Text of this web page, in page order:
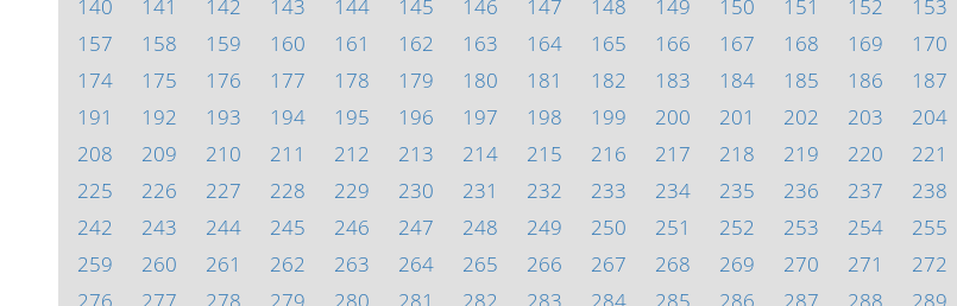
140
141 142 143 144 145 146 147 148 149 150 151 152 153
157
158 159 160 161 162 163 164 165 166 167 168 169 170
174
175 176 177 178 179 180 181 182 183 184 185 186 187
191
192 193 194 195 196 197 198 199 200 201 202 203 204
208
209 210 211 212 213 214 215 216 217 218 219 220 221
225
226 227 228 229 230 231 232 233 234 235 236 237 238
242
243 244 245 246 247 248 249 250 251 252 253 254 255
259
260 261 262 263 264 265 266 267 268 269 270 271 272